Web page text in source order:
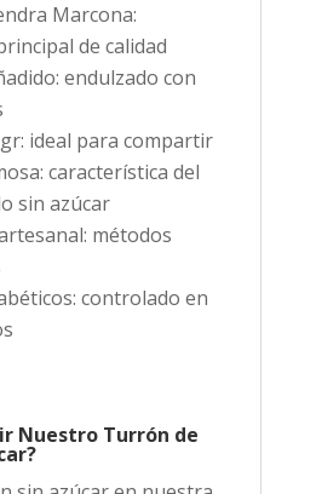
Marcona:
de calidad
endulzado con
ideal para compartir
característica del
sin azúcar
métodos
controlado en
Nuestro Turrón de